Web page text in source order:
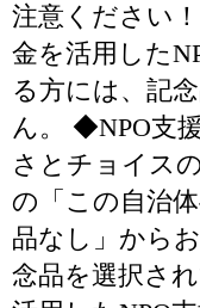
注意ください
金を活用した
る方には、記
ん。 ◆NPO支
さとチョイス
の「この自治
品なし」から
念品を選択さ